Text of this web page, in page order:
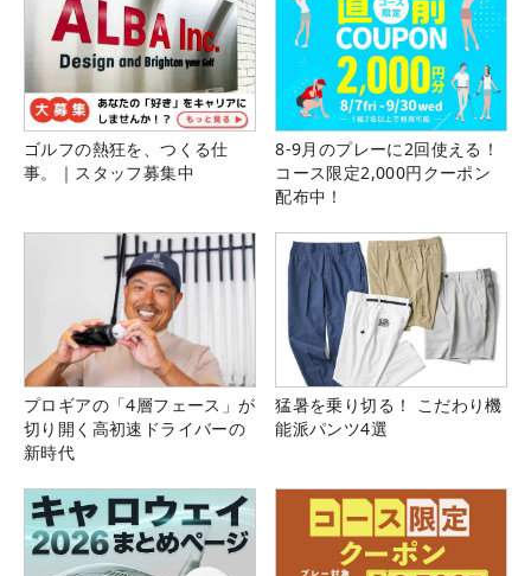
ゴルフの熱狂を、つくる仕
事。｜スタッフ募集中
8-9月のプレーに2回使える！
コース限定2,000円クーポン
配布中！
プロギアの「4層フェース」が
切り開く高初速ドライバーの
新時代
猛暑を乗り切る！ こだわり機
能派パンツ4選